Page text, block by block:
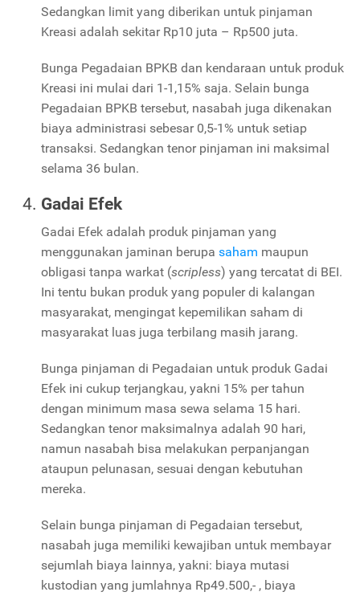
Sedangkan limit yang diberikan untuk pinjaman
Kreasi adalah sekitar Rp10 juta – Rp500 juta.
Bunga Pegadaian BPKB dan kendaraan untuk produk
Kreasi ini mulai dari 1-1,15% saja. Selain bunga
Pegadaian BPKB tersebut, nasabah juga dikenakan
biaya administrasi sebesar 0,5-1% untuk setiap
transaksi. Sedangkan tenor pinjaman ini maksimal
selama 36 bulan.
Gadai Efek
Gadai Efek adalah produk pinjaman yang
menggunakan jaminan berupa saham maupun
obligasi tanpa warkat (scripless) yang tercatat di BEI.
Ini tentu bukan produk yang populer di kalangan
masyarakat, mengingat kepemilikan saham di
masyarakat luas juga terbilang masih jarang.
Bunga pinjaman di Pegadaian untuk produk Gadai
Efek ini cukup terjangkau, yakni 15% per tahun
dengan minimum masa sewa selama 15 hari.
Sedangkan tenor maksimalnya adalah 90 hari,
namun nasabah bisa melakukan perpanjangan
ataupun pelunasan, sesuai dengan kebutuhan
mereka.
Selain bunga pinjaman di Pegadaian tersebut,
nasabah juga memiliki kewajiban untuk membayar
sejumlah biaya lainnya, yakni: biaya mutasi
kustodian yang jumlahnya Rp49.500,- , biaya